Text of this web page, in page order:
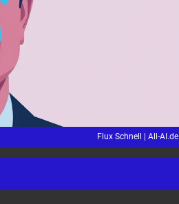
Flux Schnell | All-AI.de